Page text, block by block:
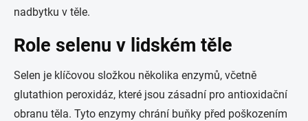
nadbytku v těle.
Role selenu v lidském těle
Selen je klíčovou složkou několika enzymů, včetně
glutathion peroxidáz, které jsou zásadní pro antioxidační
obranu těla. Tyto enzymy chrání buňky před poškozením